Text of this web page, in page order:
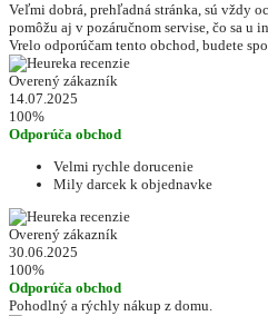
Veľmi dobrá, prehľadná stránka, sú vždy
pomôžu aj v pozáručnom servise, čo sa u
Vrelo odporúčam tento obchod, budete
Overený zákazník
14.07.2025
100%
Odporúča obchod
Velmi rychle dorucenie
Mily darcek k objednavke
Overený zákazník
30.06.2025
100%
Odporúča obchod
Pohodlný a rýchly nákup z domu.